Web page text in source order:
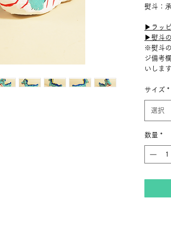
熨斗：
▶︎ラッ
▶︎熨斗
※熨斗
ジ備考
いします
サイズ *
選択
数量 *